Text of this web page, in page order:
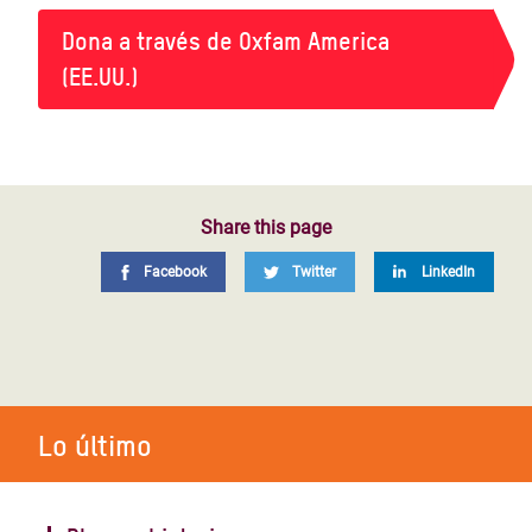
Dona a través de Oxfam America
(EE.UU.)
Share this page
Facebook Twitter LinkedIn
Lo último